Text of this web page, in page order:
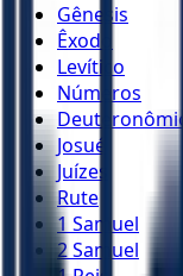
Gênesis
Êxodo
Levítico
Números
Deuteronômio
Josué
Juízes
Rute
1 Samuel
2 Samuel